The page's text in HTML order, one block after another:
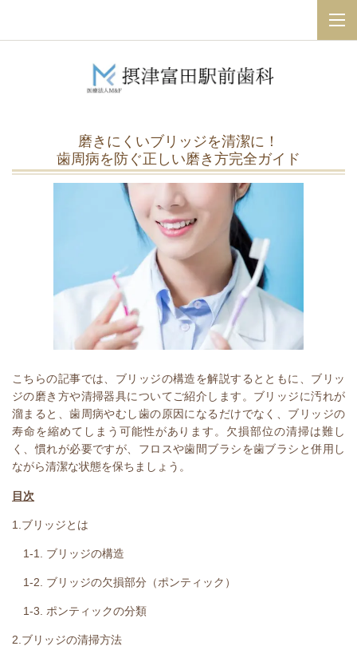
磨きにくいブリッジを清潔に！
歯周病を防ぐ正しい磨き方完全ガイド
こちらの記事では、ブリッジの構造を解説するとともに、ブリッ
ジの磨き方や清掃器具についてご紹介します。ブリッジに汚れが
溜まると、歯周病やむし歯の原因になるだけでなく、ブリッジの
寿命を縮めてしまう可能性があります。欠損部位の清掃は難し
く、慣れが必要ですが、フロスや歯間ブラシを歯ブラシと併用し
ながら清潔な状態を保ちましょう。
目次
1. ブリッジとは
1-1. ブリッジの構造
1-2. ブリッジの欠損部分（ポンティック）
1-3. ポンティックの分類
2. ブリッジの清掃方法